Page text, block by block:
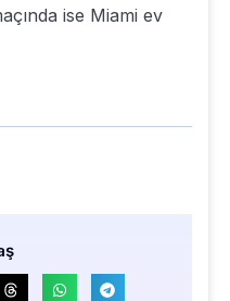
ise Miami ev